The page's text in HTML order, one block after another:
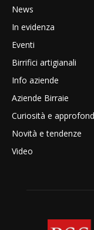
News
In evidenza
Eventi
Birrifici artigianali
Info aziende
Aziende Birraie
Curiosità e
Novità e tendenze
Video